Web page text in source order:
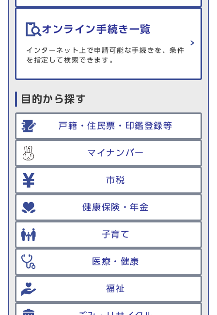
オンライン手続き一覧
インターネット上で申請可能な手続きを、条件
を指定して検索できます。
目的から探す
戸籍・住民票・印鑑登録等
マイナンバー
市税
健康保険・年金
子育て
医療・健康
福祉